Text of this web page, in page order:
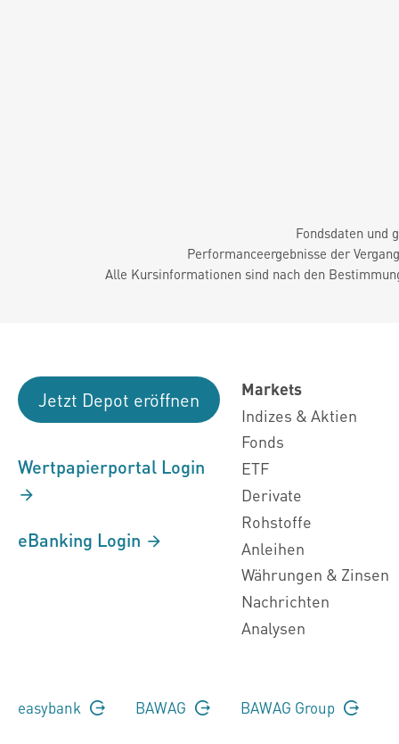
Fondsdaten und
Performanceergebnisse der
Alle Kursinformationen sind nach den
Jetzt Depot eröffnen
Wertpapierportal Login
eBanking Login
Markets
Indizes & Aktien
Fonds
ETF
Derivate
Rohstoffe
Anleihen
Währungen & Zinsen
Nachrichten
Analysen
easybank BAWAG BAWAG Group